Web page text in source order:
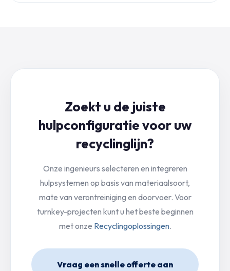
Zoekt u de juiste
hulpconfiguratie voor uw
recyclinglijn?
Onze ingenieurs selecteren en integreren
hulpsystemen op basis van materiaalsoort,
mate van verontreiniging en doorvoer. Voor
turnkey-projecten kunt u het beste beginnen
met onze Recyclingoplossingen.
Vraag een snelle offerte aan